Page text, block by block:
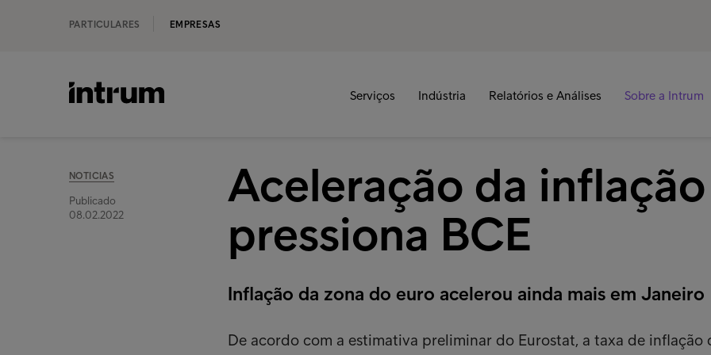
PARTICULARES EMPRESAS
Serviços Indústria Relatórios e Análises Sobre a Intrum
NOTICIAS
Publicado
08.02.2022
Aceleração da inflação
pressiona BCE
Inflação da zona do euro acelerou ainda mais em Janeiro
De acordo com a estimativa preliminar do Eurostat, a taxa de inflação